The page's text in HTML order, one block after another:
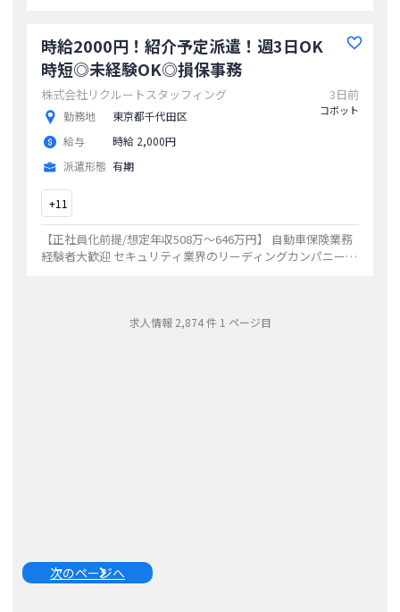
時給2000円！紹介予定派遣！週3日OK
時短◎未経験OK◎損保事務
株式会社リクルートスタッフィング
勤務地
東京都千代田区
給与
時給 2,000円
派遣形態 有期
3日前
コボット
+11
【正社員化前提/想定年収508万～646万円】 自動車保険業務
経験者大歓迎 セキュリティ業界のリーディングカンパニー
次のページへ
求人情報 2,874件 1 ページ目